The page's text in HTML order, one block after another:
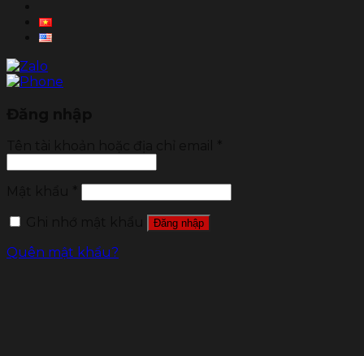
Đăng nhập
Quên mật khẩu?